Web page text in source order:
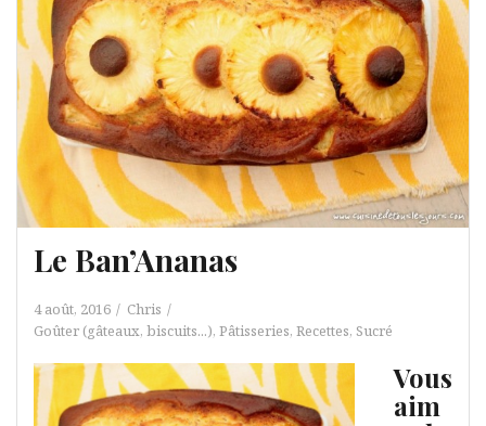
Le Ban’Ananas
4 août, 2016
Chris
Goûter (gâteaux, biscuits...), Pâtisseries, Recettes, Sucré
Vous
aim